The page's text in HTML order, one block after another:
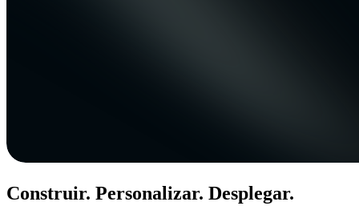
Construir. Personalizar. Desplegar.